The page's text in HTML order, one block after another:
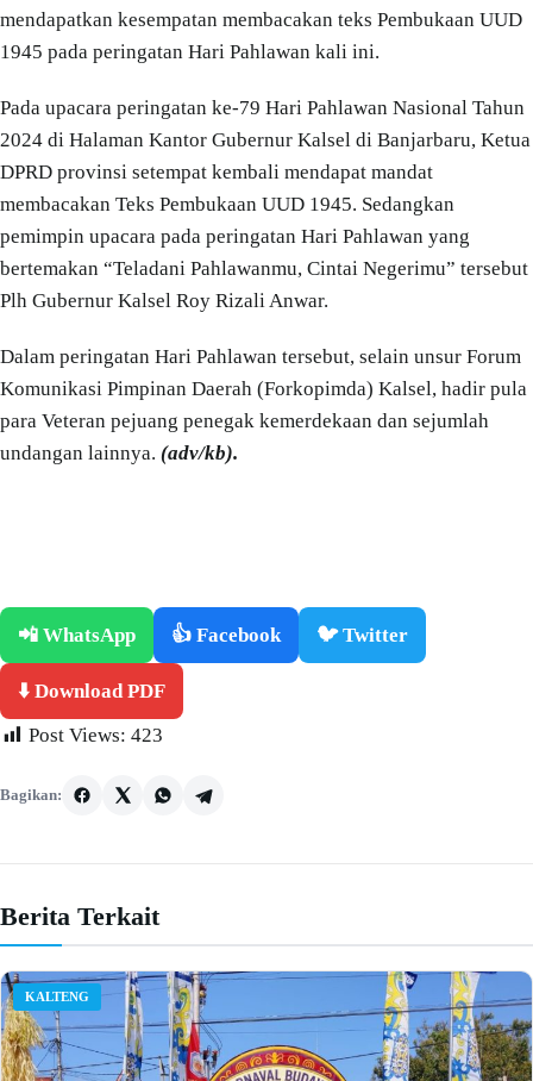
mendapatkan kesempatan membacakan teks Pembukaan UUD
1945 pada peringatan Hari Pahlawan kali ini.
Pada upacara peringatan ke-79 Hari Pahlawan Nasional Tahun
2024 di Halaman Kantor Gubernur Kalsel di Banjarbaru, Ketua
DPRD provinsi setempat kembali mendapat mandat
membacakan Teks Pembukaan UUD 1945. Sedangkan
pemimpin upacara pada peringatan Hari Pahlawan yang
bertemakan “Teladani Pahlawanmu, Cintai Negerimu” tersebut
Plh Gubernur Kalsel Roy Rizali Anwar.
Dalam peringatan Hari Pahlawan tersebut, selain unsur Forum
Komunikasi Pimpinan Daerah (Forkopimda) Kalsel, hadir pula
para Veteran pejuang penegak kemerdekaan dan sejumlah
undangan lainnya. (adv/kb).
📲 WhatsApp 👍 Facebook 🐦 Twitter
⬇️ Download PDF
Post Views: 423
Bagikan:
Berita Terkait
KALTENG